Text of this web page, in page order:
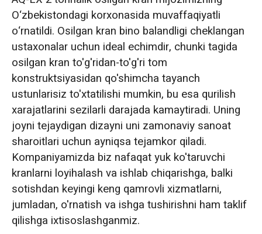
O‘zbekistondagi korxonasida muvaffaqiyatli
o‘rnatildi. Osilgan kran bino balandligi cheklangan
ustaxonalar uchun ideal echimdir, chunki tagida
osilgan kran to'g'ridan-to'g'ri tom
konstruktsiyasidan qo'shimcha tayanch
ustunlarisiz to'xtatilishi mumkin, bu esa qurilish
xarajatlarini sezilarli darajada kamaytiradi. Uning
joyni tejaydigan dizayni uni zamonaviy sanoat
sharoitlari uchun ayniqsa tejamkor qiladi.
Kompaniyamizda biz nafaqat yuk ko'taruvchi
kranlarni loyihalash va ishlab chiqarishga, balki
sotishdan keyingi keng qamrovli xizmatlarni,
jumladan, o'rnatish va ishga tushirishni ham taklif
qilishga ixtisoslashganmiz.